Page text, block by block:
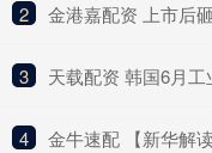
2 金港嘉配资 上市后砸6亿并购！壶
3 天载配资 韩国6月工
4 金牛速配 【新华解读】12月